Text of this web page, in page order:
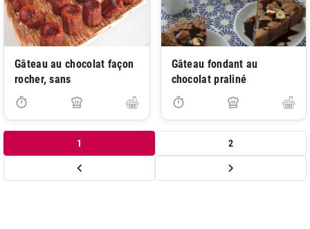
Gâteau au chocolat façon
rocher, sans
Gâteau fondant au
chocolat praliné
1 2